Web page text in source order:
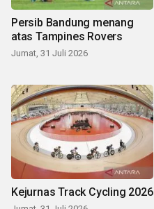
Persib Bandung menang
atas Tampines Rovers
Jumat, 31 Juli 2026
Kejurnas Track Cycling 2026